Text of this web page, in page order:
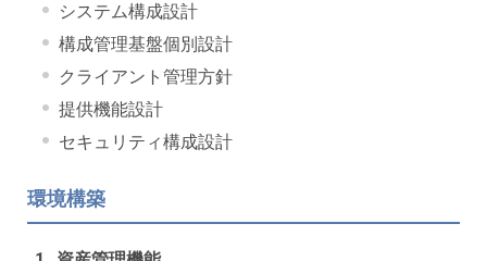
システム構成設計
構成管理基盤個別設計
クライアント管理方針
提供機能設計
セキュリティ構成設計
環境構築